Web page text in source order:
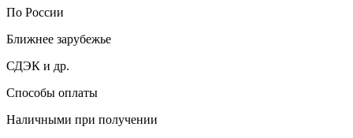
По России
Ближнее зарубежье
СДЭК и др.
Способы оплаты
Наличными при получении